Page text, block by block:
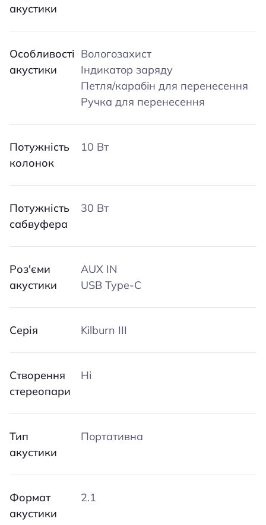
акустики
Особливості
акустики
Вологозахист
Індикатор заряду
Петля/карабін для перенесення
Ручка для перенесення
Потужність
колонок
10 Вт
Потужність
сабвуфера
30 Вт
Роз'єми
акустики
AUX IN
USB Type-C
Серія Kilburn III
Створення
стереопари
Ні
Тип
акустики
Портативна
Формат
акустики
2.1